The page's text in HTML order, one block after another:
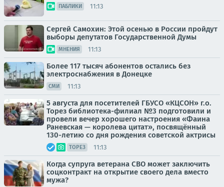
ПАБЛИКИ 11:13
Сергей Самохин: Этой осенью в России пройдут
выборы депутатов Государственной Думы
МНЕНИЯ 11:13
Более 117 тысяч абонентов остались без
электроснабжения в Донецке
СМИ 11:13
5 августа для посетителей ГБУСО «КЦСОН» г.о.
Торез библиотека-филиал №3 подготовили и
провели вечер хорошего настроения «Фаина
Раневская — королева цитат», посвящённый
130-летию со дня рождения советской актрисы
ТОРЕЗ 11:13
Когда супруга ветерана СВО может заключить
соцконтракт на открытие своего дела вместо
мужа?